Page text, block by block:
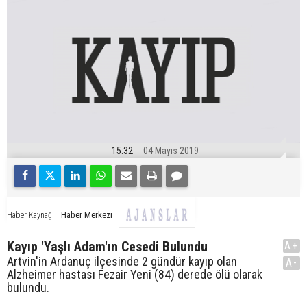
15:32 04 Mayıs 2019
Haber Kaynağı Haber Merkezi
Kayıp 'Yaşlı Adam'ın Cesedi Bulundu
Artvin'in Ardanuç ilçesinde 2 gündür kayıp olan
Alzheimer hastası Fezair Yeni (84) derede ölü olarak
bulundu.
A+
A-